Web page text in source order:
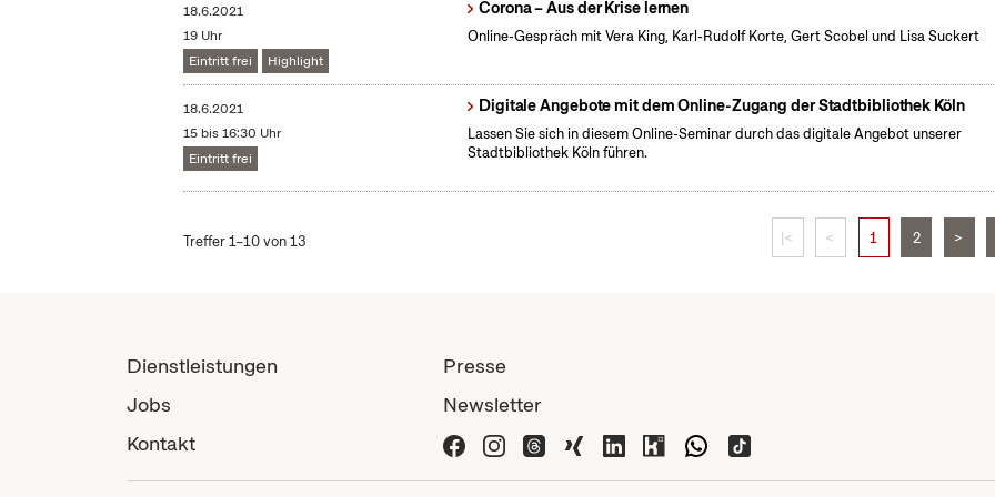
18.6.2021
19 Uhr
Eintritt frei
Highlight
Corona – Aus der Krise lernen
Online-Gespräch mit Vera King, Karl-Rudolf Korte, Gert Scobel und Lisa Suckert
18.6.2021
15 bis 16:30 Uhr
Eintritt frei
Digitale Angebote mit dem Online-Zugang der Stadtbibliothek Köln
Lassen Sie sich in diesem Online-Seminar durch das digitale Angebot unserer
Stadtbibliothek Köln führen.
Treffer 1–10 von 13 |< < 1 2 >
Dienstleistungen
Jobs
Kontakt
Presse
Newsletter